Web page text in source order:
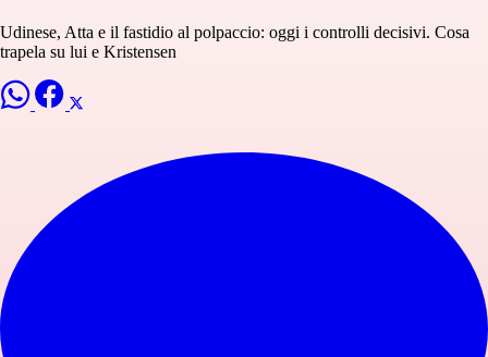
Udinese, Atta e il fastidio al polpaccio: oggi i controlli decisivi. Cosa
trapela su lui e Kristensen